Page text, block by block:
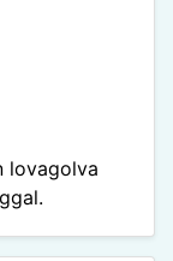
lovagolva